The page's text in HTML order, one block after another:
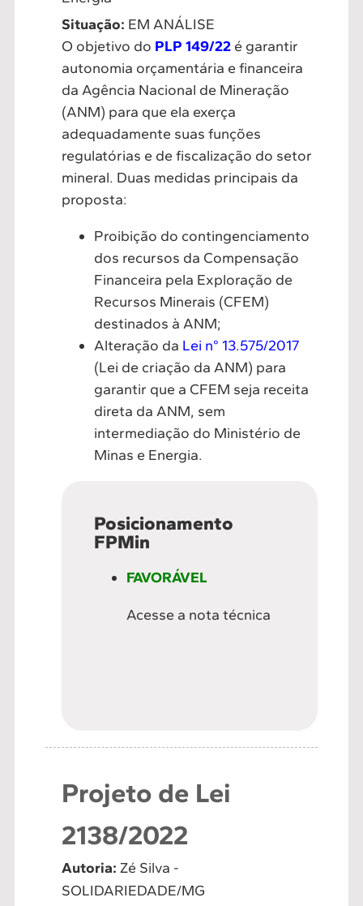
Situação: EM ANÁLISE
O objetivo do PLP 149/22 é garantir
autonomia orçamentária e financeira
da Agência Nacional de Mineração
(ANM) para que ela exerça
adequadamente suas funções
regulatórias e de fiscalização do setor
mineral. Duas medidas principais da
proposta:
Proibição do contingenciamento
dos recursos da Compensação
Financeira pela Exploração de
Recursos Minerais (CFEM)
destinados à ANM;
Alteração da Lei n° 13.575/2017
(Lei de criação da ANM) para
garantir que a CFEM seja receita
direta da ANM, sem
intermediação do Ministério de
Minas e Energia.
Posicionamento
FPMin
FAVORÁVEL
Acesse a nota técnica
Projeto de Lei
2138/2022
Autoria: Zé Silva -
SOLIDARIEDADE/MG